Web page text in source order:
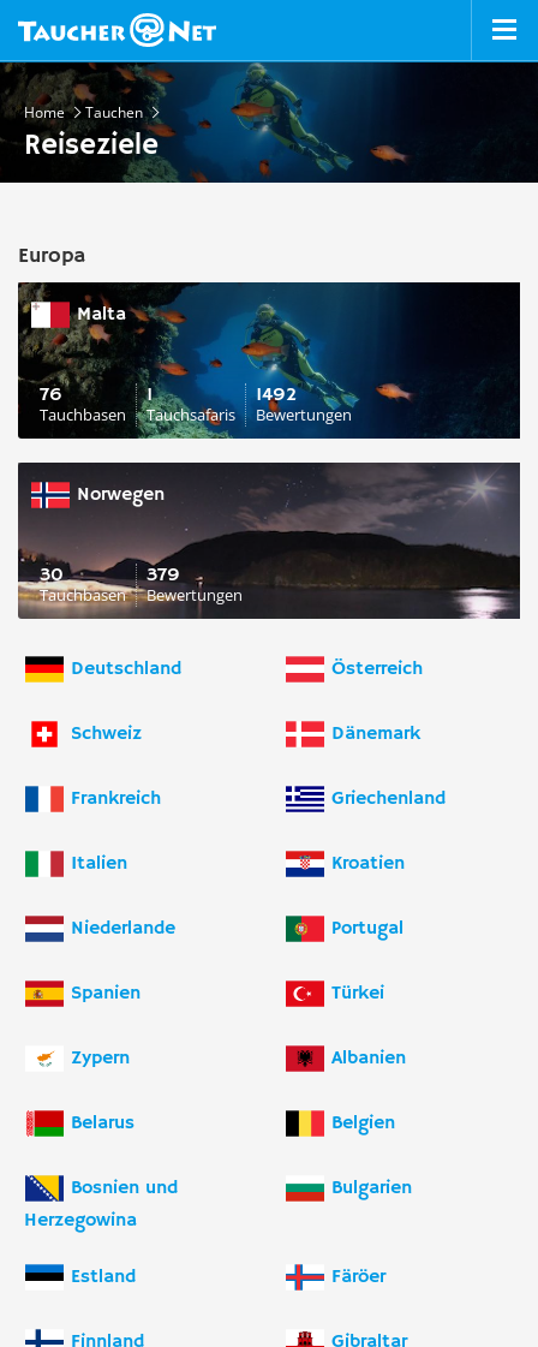
Home Tauchen
Reiseziele
Europa
Malta
76
Tauchbasen
1
Tauchsafaris
1492
Bewertungen
Norwegen
30
Tauchbasen
379
Bewertungen
Deutschland Österreich
Schweiz Dänemark
Frankreich Griechenland
Italien Kroatien
Niederlande Portugal
Spanien Türkei
Zypern Albanien
Belarus Belgien
Bosnien und
Herzegowina
Bulgarien
Estland Färöer